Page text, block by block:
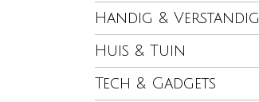
Handig & Verstandig
Huis & Tuin
Tech & Gadgets